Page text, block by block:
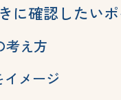
に確認したい
考え方
メージ